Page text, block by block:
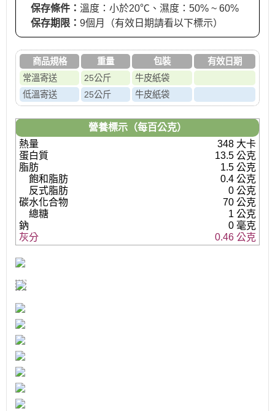
保存條件： 溫度：小於20℃、濕度：50% ~ 60%
保存期限： 9個月（有效日期請看以下標示）
商品規格 重量 包裝
有效日期
常溫寄送
25公斤
牛皮紙袋
低溫寄送
25公斤 牛皮紙袋
營養標示（每百公克）
熱量
348 大卡
蛋白質
13.5 公克
脂肪
1.5 公克
飽和脂肪
0.4 公克
反式脂肪
0 公克
碳水化合物
70 公克
總糖
1 公克
鈉
0 毫克
灰分
0.46 公克